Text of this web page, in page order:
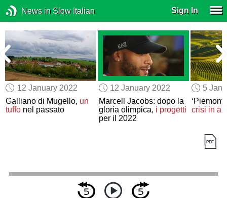
News in Slow Italian Sign In
12 January 2022
Galliano di Mugello, un
tuffo nel passato
12 January 2022
Marcell Jacobs: dopo la
gloria olimpica, i progetti
per il 2022
5
crisi in